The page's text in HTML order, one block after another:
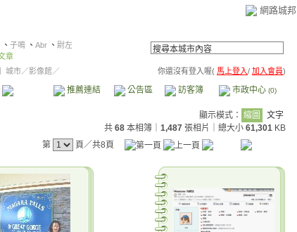
網路城邦
、 子鳴 、 Abr 、 尉左
章
城市／影像館／ 你還沒有登入喔( 馬上登入/ 加入會員)
影像館 推薦連結 公告區 訪客簿 市政中心 (0)
顯示模式： 縮圖
文字
共 68 本相簿 1,487 張相片｜總大小 61,301 KB
第
頁／共8頁